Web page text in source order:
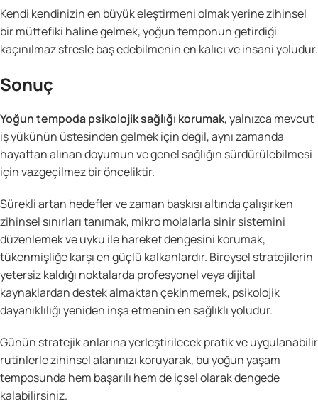
Kendi kendinizin en büyük eleştirmeni olmak yerine zihinsel
bir müttefiki haline gelmek, yoğun temponun getirdiği
kaçınılmaz stresle baş edebilmenin en kalıcı ve insani yoludur.
Sonuç
Yoğun tempoda psikolojik sağlığı korumak, yalnızca mevcut
iş yükünün üstesinden gelmek için değil, aynı zamanda
hayattan alınan doyumun ve genel sağlığın sürdürülebilmesi
için vazgeçilmez bir önceliktir.
Sürekli artan hedefler ve zaman baskısı altında çalışırken
zihinsel sınırları tanımak, mikro molalarla sinir sistemini
düzenlemek ve uyku ile hareket dengesini korumak,
tükenmişliğe karşı en güçlü kalkanlardır. Bireysel stratejilerin
yetersiz kaldığı noktalarda profesyonel veya dijital
kaynaklardan destek almaktan çekinmemek, psikolojik
dayanıklılığı yeniden inşa etmenin en sağlıklı yoludur.
Günün stratejik anlarına yerleştirilecek pratik ve uygulanabilir
rutinlerle zihinsel alanınızı koruyarak, bu yoğun yaşam
temposunda hem başarılı hem de içsel olarak dengede
kalabilirsiniz.